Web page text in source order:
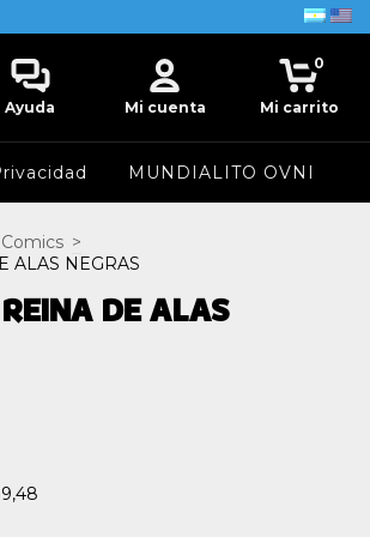
Ayuda Mi cuenta Mi carrito
0
MUNDIALITO OVNI
>
ALAS NEGRAS
DE ALAS